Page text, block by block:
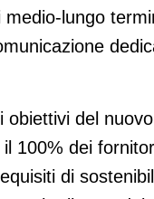
lungo
obiettivi del
100% dei
di